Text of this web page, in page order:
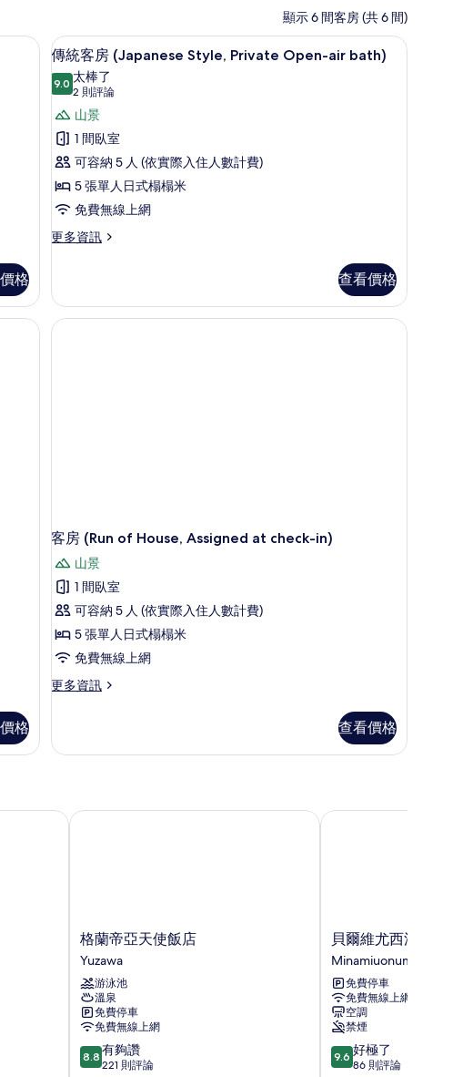
顯示 6 間客房 (共 6 間)
書桌、免費無線上網
格
顯
示
傳
統
客
房
(Japanese
Style,
Private
Open-
bath)
的
傳統客房 (Japanese Style, Private Open-air
6
傳統客房 (Japanese Style, Private Open-air bath)
9.09.0 分，滿分 10 分
太棒了
2 則評論
(2
則
評
論)
山景
1 間臥室
可容納 5 人 (依實際入住人數計費)
5 張單人日式榻榻米
免費無線上網
更多資訊
更
客
房
(Japanese
查看價格
格
客房 (Run of House, Assigned at check-in)
山景
1 間臥室
可容納 5 人 (依實際入住人數計費)
5 張單人日式榻榻米
免費無線上網
更多資訊
更
(Run
at
查看價格
格
蘭
帝
亞
天
使
飯
店
Yuzawa
格蘭帝亞天使飯店
Yuzawa
游泳池
溫泉
免費停車
免費無線上網
8.8
分，
8.8 有夠讚
221 則評論
格蘭帝亞天使飯店
貝
爾
維
尤
西
浦
飯
店
Minamiuonuma
貝爾維尤西浦飯店
Minamiuonuma
免費停車
免費無線上網
空調
禁煙
9.6
分，
9.6 好極了
86 則評論
貝爾維尤西浦飯店